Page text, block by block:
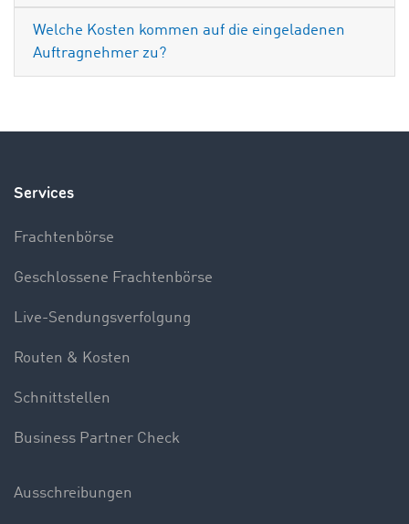
Welche Kosten kommen auf die eingeladenen
Auftragnehmer zu?
Services
Frachtenbörse
Geschlossene Frachtenbörse
Live-Sendungsverfolgung
Routen & Kosten
Schnittstellen
Business Partner Check
Ausschreibungen